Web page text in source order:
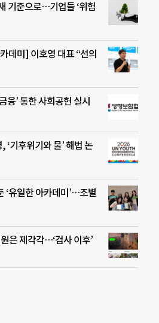
기준으로…기업들 ‘위험
데미] 이호영 대표 “선의
융’ 통한 사회공헌 실시
‘기후위기와 물’ 해법 논
‘유일한 아카데미’…조별
은 제각각…‘검사 이후’